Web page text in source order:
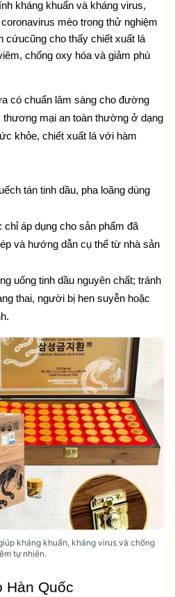
kháng khuẩn và kháng virus,
mèo trong thử nghiệm
cứucũng cho thấy chiết xuất lá
chống oxy hóa và giảm phù
có chuẩn lâm sàng cho đường
thương mại an toàn thường ở dạng
khỏe, chiết xuất lá với hàm
tán tinh dầu, pha loãng dùng
áp dụng cho sản phẩm đã
và hướng dẫn cụ thể từ nhà sản
uống tinh dầu nguyên chất; tránh
thai, người bị hen suyễn hoặc
kháng khuẩn, kháng virus và chống
tự nhiên.
Hàn Quốc